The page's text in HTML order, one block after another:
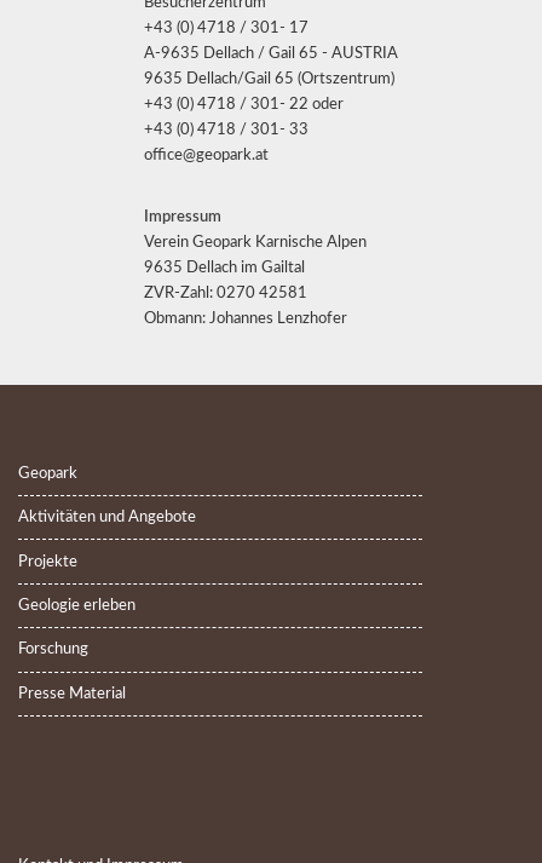
Besucherzentrum
+43 (0) 4718 / 301- 17
A-9635 Dellach / Gail 65 - AUSTRIA
9635 Dellach/Gail 65 (Ortszentrum)
+43 (0) 4718 / 301- 22 oder
+43 (0) 4718 / 301- 33
office@geopark.at
Impressum
Verein Geopark Karnische Alpen
9635 Dellach im Gailtal
ZVR-Zahl: 0270 42581
Obmann: Johannes Lenzhofer
Geopark
Aktivitäten und Angebote
Projekte
Geologie erleben
Forschung
Presse Material